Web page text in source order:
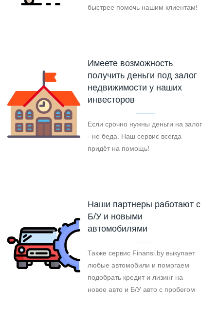
быстрее помочь нашим клиентам!
Имеете возможность
получить деньги под залог
недвижимости у наших
инвесторов
Если срочно нужны деньги на залог
- не беда. Наш сервис всегда
придёт на помощь!
Наши партнеры работают с
Б/У и новыми
автомобилями
Также сервис Finansi.by выкупает
любые автомобили и помогаем
подобрать кредит и лизинг на
новое авто и Б/У авто с пробегом